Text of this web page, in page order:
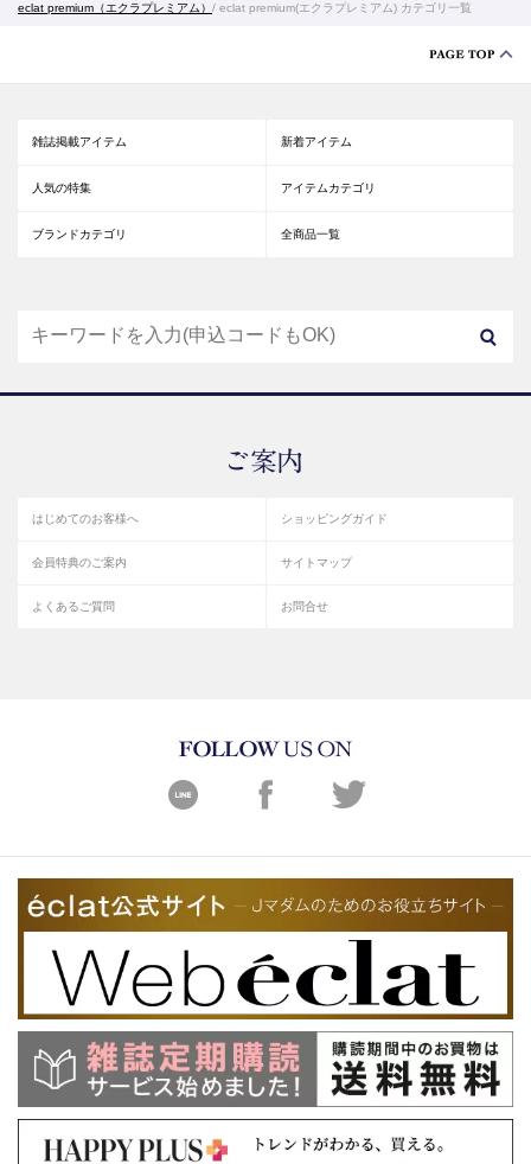
eclat premium（エクラプレミアム） / eclat premium(エクラプレミアム) カテゴリ一覧
雑誌掲載アイテム 新着アイテム
人気の特集 アイテムカテゴリ
ブランドカテゴリ 全商品一覧
はじめてのお客様へ ショッピングガイド
会員特典のご案内 サイトマップ
よくあるご質問 お問合せ